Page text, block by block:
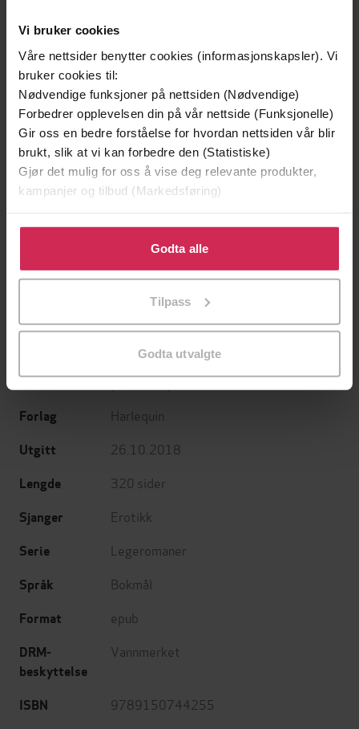
Vi bruker cookies
Våre nettsider benytter cookies (informasjonskapsler). Vi
bruker cookies til:
Nødvendige funksjoner på nettsiden (Nødvendige)
Forbedrer opplevelsen din på vår nettside (Funksjonelle)
Gir oss en bedre forståelse for hvordan nettsiden vår blir
brukt, slik at vi kan forbedre den (Statistiske)
Gjør det mulig for oss å vise deg relevante produkter,
kampanjer og tilbud (Markedsføring)
Klikk på «Godta alle» for å gi oss ditt samtykke til å
bruke cookies for alle disse formålene. Du kan også
tilpasse ditt samtykke til spesifikke formål ved å klikke
Godta alle
Tilpass
Godta utvalgte
EBOK EBOK
Annie O'Neil(forfatter),
(forfatter)
Forlag Harlequin
Utgitt 26.10.2018
Lengde 320 sider
Sjanger Erotikk
Serie Legeromaner
Språk Bokmål
Format epub
DRM-
beskyttelse
Vannmerket
ISBN 9789150744255